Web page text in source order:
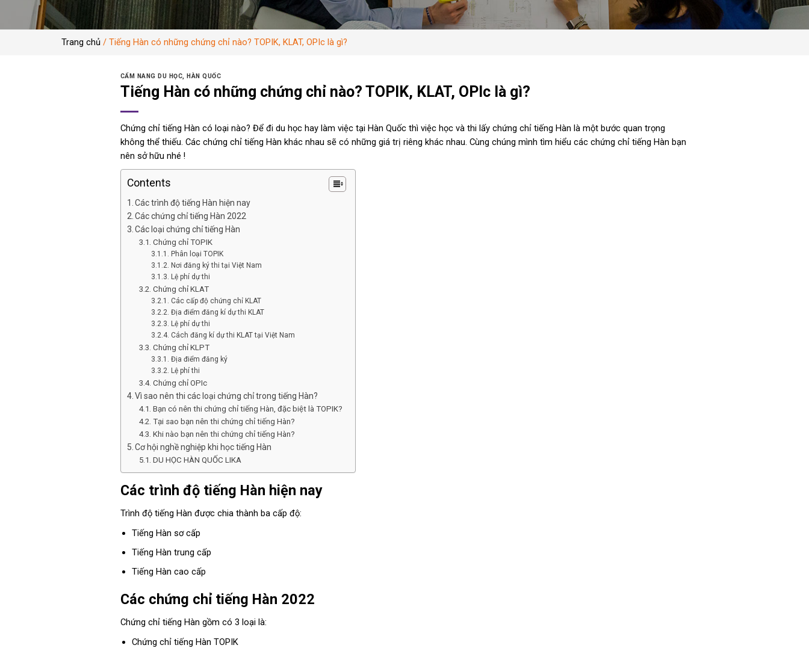
Trang chủ / Tiếng Hàn có những chứng chỉ nào? TOPIK, KLAT, OPIc là gì?
CẨM NANG DU HỌC,HÀN QUỐC
Tiếng Hàn có những chứng chỉ nào? TOPIK, KLAT, OPIc là gì?
Chứng chỉ tiếng Hàn có loại nào? Để đi du học hay làm việc tại Hàn Quốc thì việc học và thi lấy chứng chỉ tiếng Hàn là một bước quan trọng
không thể thiếu. Các chứng chỉ tiếng Hàn khác nhau sẽ có những giá trị riêng khác nhau. Cùng chúng mình tìm hiểu các chứng chỉ tiếng Hàn bạn
nên sở hữu nhé !
Contents
Các trình độ tiếng Hàn hiện nay
Các chứng chỉ tiếng Hàn 2022
Các loại chứng chỉ tiếng Hàn
Chứng chỉ TOPIK
Phân loại TOPIK
Nơi đăng ký thi tại Việt Nam
Lệ phí dự thi
Chứng chỉ KLAT
Các cấp độ chứng chỉ KLAT
Địa điểm đăng kí dự thi KLAT
Lệ phí dự thi
Cách đăng kí dự thi KLAT tại Việt Nam
Chứng chỉ KLPT
Địa điểm đăng ký
Lệ phí thi
Chứng chỉ OPIc
Vì sao nên thi các loại chứng chỉ trong tiếng Hàn?
Bạn có nên thi chứng chỉ tiếng Hàn, đặc biệt là TOPIK?
Tại sao bạn nên thi chứng chỉ tiếng Hàn?
Khi nào bạn nên thi chứng chỉ tiếng Hàn?
Cơ hội nghề nghiệp khi học tiếng Hàn
DU HỌC HÀN QUỐC LIKA
Các trình độ tiếng Hàn hiện nay
Trình độ tiếng Hàn được chia thành ba cấp độ:
Tiếng Hàn sơ cấp
Tiếng Hàn trung cấp
Tiếng Hàn cao cấp
Các chứng chỉ tiếng Hàn 2022
Chứng chỉ tiếng Hàn gồm có 3 loại là:
Chứng chỉ tiếng Hàn TOPIK